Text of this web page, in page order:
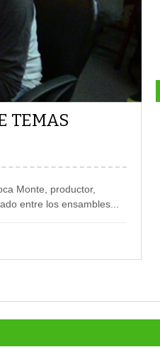
TEMAS
Monte, productor,
entre los ensambles...